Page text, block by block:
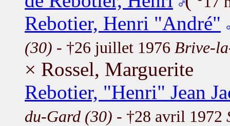
Rebotier, Henri "André"
(30) - †26 juillet 1976 Brive-
× Rossel, Marguerite
Rebotier, "Henri" Jean
du-Gard (30) - †28 avril 1972